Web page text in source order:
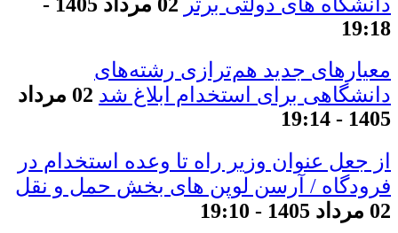
19:18
معیار‌های جدید هم‌ترازی رشته‌های
دانشگاهی برای استخدام ابلاغ شد
02 مرداد
1405 - 19:14
از جعل عنوان وزیر راه تا وعده استخدام در
فرودگاه / آرسن لوپن های بخش حمل و نقل
02 مرداد 1405 - 19:10